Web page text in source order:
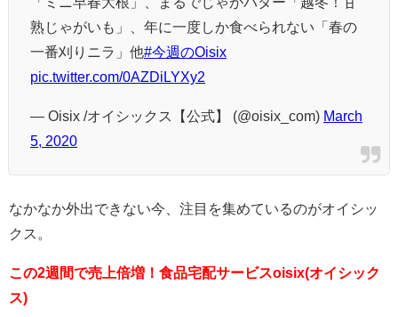
熟じゃがいも」、年に一度しか食べられない「春の
一番刈りニラ」他#今週のOisix
pic.twitter.com/0AZDiLYXy2
— Oisix /オイシックス【公式】 (@oisix_com) March
5, 2020
なかなか外出できない今、注目を集めているのがオイシッ
クス。
この2週間で売上倍増！食品宅配サービスoisix(オイシック
ス)